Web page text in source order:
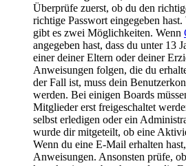
Überprüfe zuerst, ob du den
richtige Passwort eingegeben
gibt es zwei Möglichkeiten. Wenn
angegeben hast, dass du unter 13
einer deiner Eltern oder deiner
Anweisungen folgen, die du
der Fall ist, muss dein
werden. Bei einigen Boards
Mitglieder erst freigeschaltet
selbst erledigen oder ein
wurde dir mitgeteilt, ob eine
Wenn du eine E-Mail erhalten
Anweisungen. Ansonsten prüfe,